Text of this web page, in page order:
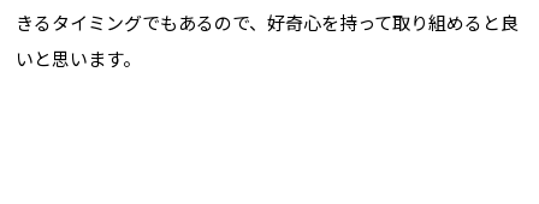
きるタイミングでもあるので、好奇心を持って取り組めると良
いと思います。